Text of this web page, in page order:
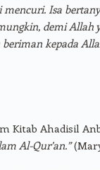
Isa
demi Allah
beriman kepada
Kitab Ahadisil
Al-Qur’an.”